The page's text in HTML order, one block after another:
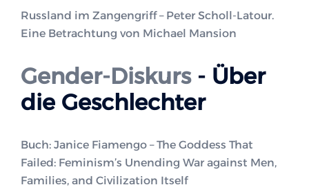
Russland im Zangengriff – Peter Scholl-Latour.
Eine Betrachtung von Michael Mansion
Gender-Diskurs- Über
die Geschlechter
Buch: Janice Fiamengo – The Goddess That
Failed: Feminism’s Unending War against Men,
Families, and Civilization Itself